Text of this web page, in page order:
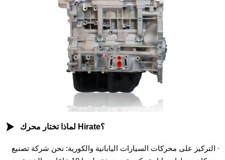
 لماذا تختار محرك Hirate؟
· التركيز على محركات السيارات اليابانية والكورية: نحن شركة تصنيع